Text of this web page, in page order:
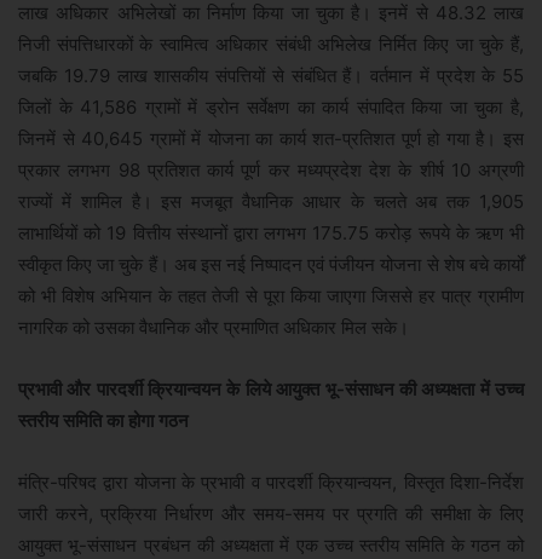
लाख अधिकार अभिलेखों का निर्माण किया जा चुका है। इनमें से 48.32 लाख
निजी संपत्तिधारकों के स्वामित्व अधिकार संबंधी अभिलेख निर्मित किए जा चुके हैं,
जबकि 19.79 लाख शासकीय संपत्तियों से संबंधित हैं। वर्तमान में प्रदेश के 55
जिलों के 41,586 ग्रामों में ड्रोन सर्वेक्षण का कार्य संपादित किया जा चुका है,
जिनमें से 40,645 ग्रामों में योजना का कार्य शत-प्रतिशत पूर्ण हो गया है। इस
प्रकार लगभग 98 प्रतिशत कार्य पूर्ण कर मध्यप्रदेश देश के शीर्ष 10 अग्रणी
राज्यों में शामिल है। इस मजबूत वैधानिक आधार के चलते अब तक 1,905
लाभार्थियों को 19 वित्तीय संस्थानों द्वारा लगभग 175.75 करोड़ रूपये के ऋण भी
स्वीकृत किए जा चुके हैं। अब इस नई निष्पादन एवं पंजीयन योजना से शेष बचे कार्यों
को भी विशेष अभियान के तहत तेजी से पूरा किया जाएगा जिससे हर पात्र ग्रामीण
नागरिक को उसका वैधानिक और प्रमाणित अधिकार मिल सके।
प्रभावी और पारदर्शी क्रियान्वयन के लिये आयुक्त भू-संसाधन की अध्यक्षता में उच्च
स्तरीय समिति का होगा गठन
मंत्रि-परिषद द्वारा योजना के प्रभावी व पारदर्शी क्रियान्वयन, विस्तृत दिशा-निर्देश
जारी करने, प्रक्रिया निर्धारण और समय-समय पर प्रगति की समीक्षा के लिए
आयुक्त भू-संसाधन प्रबंधन की अध्यक्षता में एक उच्च स्तरीय समिति के गठन को